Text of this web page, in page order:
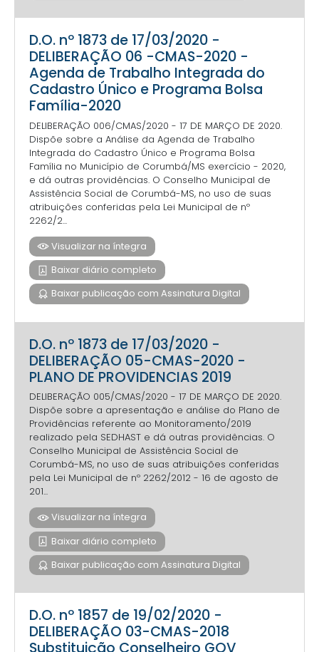
D.O. nº 1873 de 17/03/2020 -
DELIBERAÇÃO 06 -CMAS-2020 -
Agenda de Trabalho Integrada do
Cadastro Único e Programa Bolsa
Família-2020
DELIBERAÇÃO 006/CMAS/2020 - 17 DE MARÇO DE 2020.
Dispõe sobre a Análise da Agenda de Trabalho
Integrada do Cadastro Único e Programa Bolsa
Família no Município de Corumbá/MS exercício - 2020,
e dá outras providências. O Conselho Municipal de
Assistência Social de Corumbá-MS, no uso de suas
atribuições conferidas pela Lei Municipal de nº
2262/2...
Visualizar na íntegra
Baixar diário completo
Baixar publicação com Assinatura Digital
D.O. nº 1873 de 17/03/2020 -
DELIBERAÇÃO 05-CMAS-2020 -
PLANO DE PROVIDENCIAS 2019
DELIBERAÇÃO 005/CMAS/2020 - 17 DE MARÇO DE 2020.
Dispõe sobre a apresentação e análise do Plano de
Providências referente ao Monitoramento/2019
realizado pela SEDHAST e dá outras providências. O
Conselho Municipal de Assistência Social de
Corumbá-MS, no uso de suas atribuições conferidas
pela Lei Municipal de nº 2262/2012 - 16 de agosto de
201...
Visualizar na íntegra
Baixar diário completo
Baixar publicação com Assinatura Digital
D.O. nº 1857 de 19/02/2020 -
DELIBERAÇÃO 03-CMAS-2018